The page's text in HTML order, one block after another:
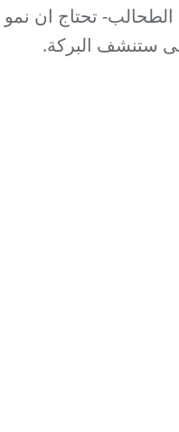
تحتاج ان نمو
ستنشف البركة.